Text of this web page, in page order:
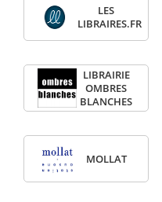
LES
LIBRAIRES.FR
LIBRAIRIE
OMBRES
BLANCHES
MOLLAT